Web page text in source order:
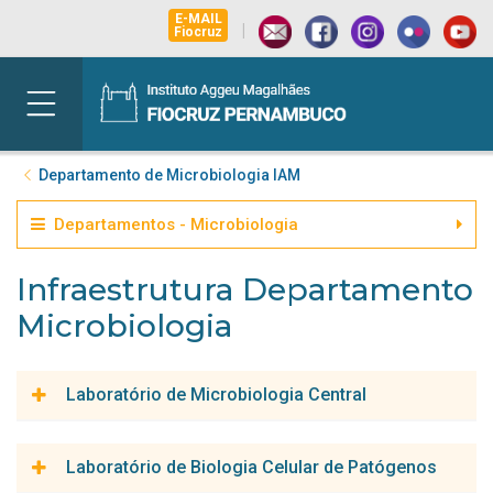
E-MAIL
Fiocruz
|
Departamento de Microbiologia IAM
Departamentos - Microbiologia
Infraestrutura Departamento
Microbiologia
Laboratório de Microbiologia Central
e Biotecnologia.
Laboratório de Biologia Celular de Patógenos